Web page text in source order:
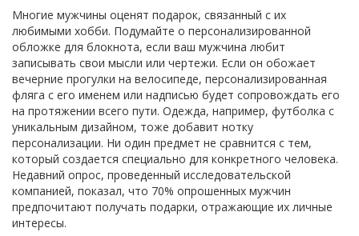
Многие мужчины оценят подарок, связанный с их
любимыми хобби. Подумайте о персонализированной
обложке для блокнота, если ваш мужчина любит
записывать свои мысли или чертежи. Если он обожает
вечерние прогулки на велосипеде, персонализированная
фляга с его именем или надписью будет сопровождать его
на протяжении всего пути. Одежда, например, футболка с
уникальным дизайном, тоже добавит нотку
персонализации. Ни один предмет не сравнится с тем,
который создается специально для конкретного человека.
Недавний опрос, проведенный исследовательской
компанией, показал, что 70% опрошенных мужчин
предпочитают получать подарки, отражающие их личные
интересы.